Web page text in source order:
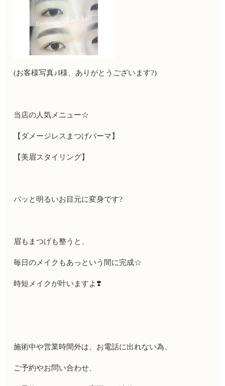
(お客様写真♪I様、ありがとうございます?)
当店の人気メニュー☆
【ダメージレスまつげパーマ】
【美眉スタイリング】
パッと明るいお目元に変身です?
眉もまつげも整うと、
毎日のメイクもあっという間に完成☆
時短メイクが叶いますよ ❣️
施術中や営業時間外は、お電話に出れない為、
ご予約やお問い合わせ、